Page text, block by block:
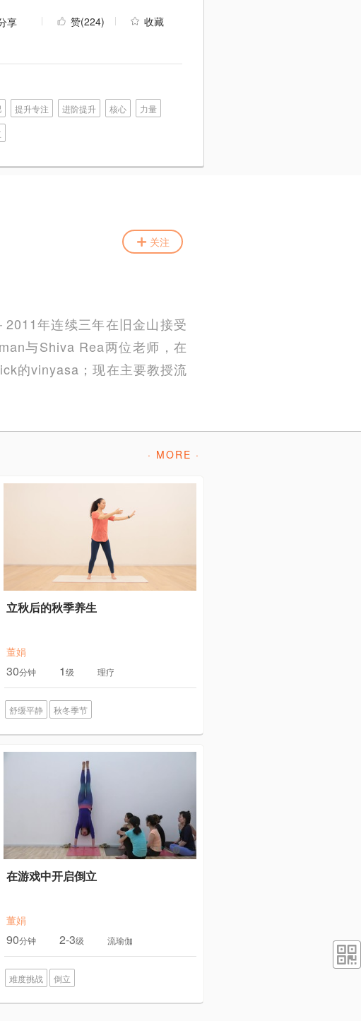
享 赞(224) 收藏
提升专注 进阶提升 核心 力量
关注
年连续三年在旧金山接受
与Shiva Rea两位老师，在
的vinyasa；现在主要教授流
· MORE ·
立秋后的秋季养生
董娟
30分钟 1级 理疗
舒缓平静 秋冬季节
在游戏中开启倒立
董娟
90分钟 2-3级 流瑜伽
难度挑战 倒立